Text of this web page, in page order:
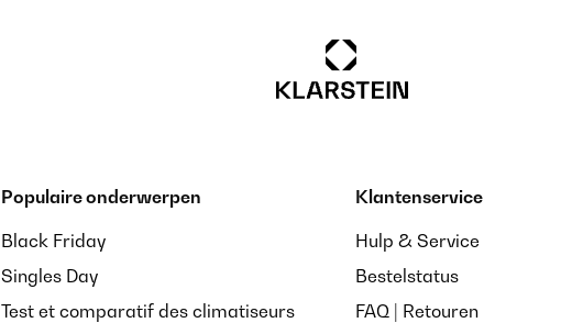
Populaire onderwerpen
Black Friday
Singles Day
Test et comparatif des climatiseurs
Klantenservice
Hulp & Service
Bestelstatus
FAQ | Retouren